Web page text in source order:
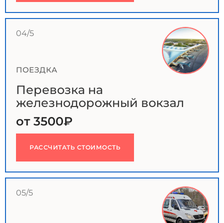
04/5
ПОЕЗДКА
Перевозка на
железнодорожный вокзал
от 3500₽
РАССЧИТАТЬ СТОИМОСТЬ
05/5